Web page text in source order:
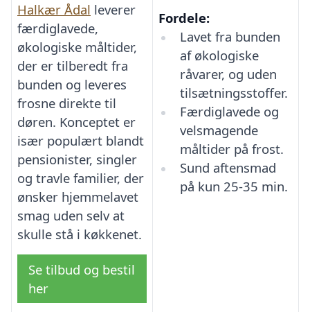
Halkær Ådal leverer
færdiglavede,
økologiske måltider,
der er tilberedt fra
bunden og leveres
frosne direkte til
døren. Konceptet er
især populært blandt
pensionister, singler
og travle familier, der
ønsker hjemmelavet
smag uden selv at
skulle stå i køkkenet.
Se tilbud og bestil
her
Fordele:
Lavet fra bunden
af økologiske
råvarer, og uden
tilsætningsstoffer.
Færdiglavede og
velsmagende
måltider på frost.
Sund aftensmad
på kun 25-35 min.